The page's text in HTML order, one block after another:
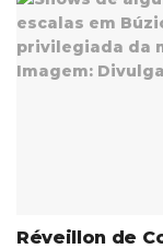
Réveillon de